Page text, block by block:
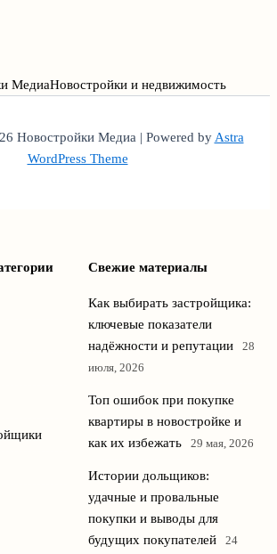
МедиаНовостройки и недвижимость
Новостройки Медиа | Powered byAstra
WordPress Theme
Свежие материалы
Как выбирать застройщика:
ключевые показатели
надёжности и репутации
28
июля, 2026
Топ ошибок при покупке
квартиры в новостройке и
как их избежать
29 мая, 2026
Истории дольщиков:
удачные и провальные
покупки и выводы для
будущих покупателей
24